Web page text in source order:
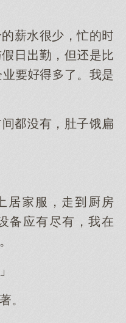
薪水很少，忙的
日勤，但是比
业了。我是
有，肚子饿扁
居服，走厨房
应有尽有，我在
。